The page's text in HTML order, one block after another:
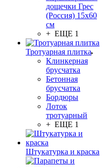
дощечки Грес
(Россия) 15х60
см
+ ЕЩЕ 1
Тротуарная плитка
Клинкерная
брусчатка
Бетонная
брусчатка
Бордюры
Лоток
тротуарный
+ ЕЩЕ 1
Штукатурка и краска